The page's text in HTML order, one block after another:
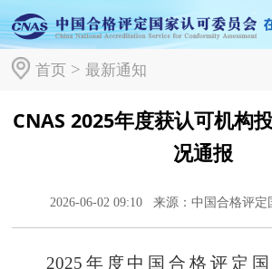
首页> 最新通知
CNAS 2025年度获认可机构
况通报
2026-06-02 09:10 来源：中国合格评定
2025年度中国合格评定